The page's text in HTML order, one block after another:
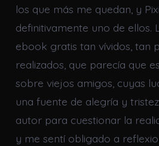
los que más me quedan, y
definitivamente uno de ellos.
ebook gratis tan vívidos, tan
realizados, que parecía que
sobre viejos amigos, cuyas
una fuente de alegría y
autor para cuestionar la
y me sentí obligado a